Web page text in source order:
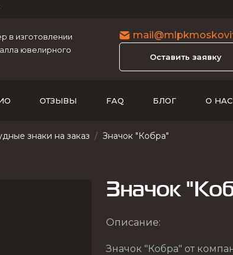
в изготовлении
ювелирного
Оставить заявку
ОТЗЫВЫ FAQ БЛОГ О НАС
знаки на заказ Значок "Кобра"
Значок
Описание:
Значок "Кобра" от